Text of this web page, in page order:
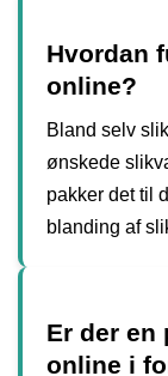
Hvordan
online?
Bland selv
ønskede
pakker det til
blanding af
Er der en
online i